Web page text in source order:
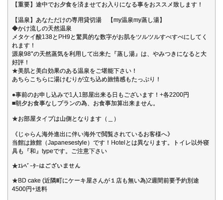
【重要】途中でお夕食を済ませてお入りになる事をおススメ致します！
【温泉】あなただけの専用貸切湯 【my温泉my蒸し湯】
◆かけ流しの天然温泉
メタケイ酸138とPH9と驚異的な数字がお肌をツルツルすべすべにしてく
れます！
源泉98°の天然蒸気を利用して出来た『蒸し湯』は、やみつきになると大
好評！
★美肌と美白効果のある温泉をご堪能下さい！
あちらこちらに湯けむりが立ち込め旅情感もたっぷり！
●事前のお申し込みで1人1部屋出来る日もございます！+各2200円
■朝夕お食事なしプランの為、お食事加算出来ません。
★お部屋タイプは山側となります（＿）
《じゃらん海外進出に伴い海外で閲覧されているお客様へ》
当館は旅館（Japanesestyle）です！Hotelとは異なります。トイレ以外寝
具も『和』typeです。ご注意下さい
★ｴﾚﾍﾞｰﾀｰはございません
★BD cake (近隣町にケーキ屋さんが１店も無い為)2週間前要予約別途
4500円+送料